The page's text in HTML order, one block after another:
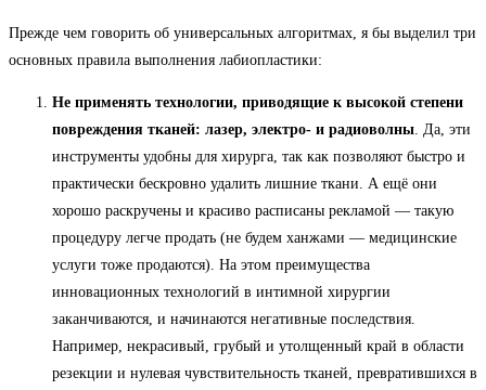
Прежде чем говорить об универсальных алгоритмах, я бы выделил три
основных правила выполнения лабиопластики:
Не применять технологии, приводящие к высокой степени
повреждения тканей: лазер, электро- и радиоволны . Да, эти
инструменты удобны для хирурга, так как позволяют быстро и
практически бескровно удалить лишние ткани. А ещё они
хорошо раскручены и красиво расписаны рекламой — такую
процедуру легче продать (не будем ханжами — медицинские
услуги тоже продаются). На этом преимущества
инновационных технологий в интимной хирургии
заканчиваются, и начинаются негативные последствия.
Например, некрасивый, грубый и утолщенный край в области
резекции и нулевая чувствительность тканей, превратившихся в